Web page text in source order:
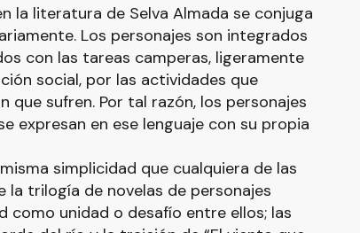
la literatura de Selva Almada se conjuga
Los personajes son integrados
con las tareas camperas, ligeramente
social, por las actividades que
que sufren. Por tal razón, los personajes
expresan en ese lenguaje con su propia
simplicidad que cualquiera de las
la trilogía de novelas de personajes
como unidad o desafío entre ellos; las